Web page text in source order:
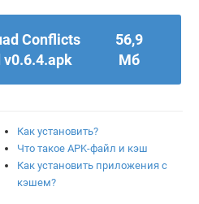
Conflicts
v0.6.4.apk
56,9
Мб
Как установить?
Что такое APK-файл и кэш
Как установить приложения с
кэшем?